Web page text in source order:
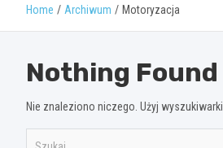
Home Archiwum Motoryzacja
Nothing Found
Nie znaleziono niczego. Użyj wyszukiwarki.